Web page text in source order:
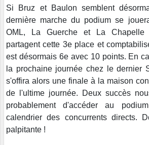
Si Bruz et Baulon semblent
dernière marche du podium se
OML, La Guerche et La Chapelle
partagent cette 3e place et
est désormais 6e avec 10 points. En
la prochaine journée chez le dernier
s'offira alors une finale à la maison
de l'ultime journée. Deux succès
probablement d'accéder au
calendrier des concurrents directs.
palpitante !